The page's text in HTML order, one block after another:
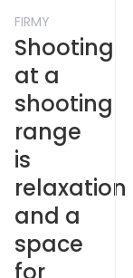
FIRMY
Shooting
at a
shooting
range
is
relaxation
and a
space